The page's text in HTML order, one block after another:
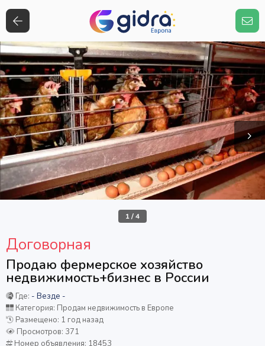
1/4
Продаю фермерское хозяйство
недвижимость+бизнес в России
Договорная
Где: - Везде -
Категория: Продам недвижимость в Европе
Размещено: 1 год назад
Просмотров: 371
Номер объявления: 18453